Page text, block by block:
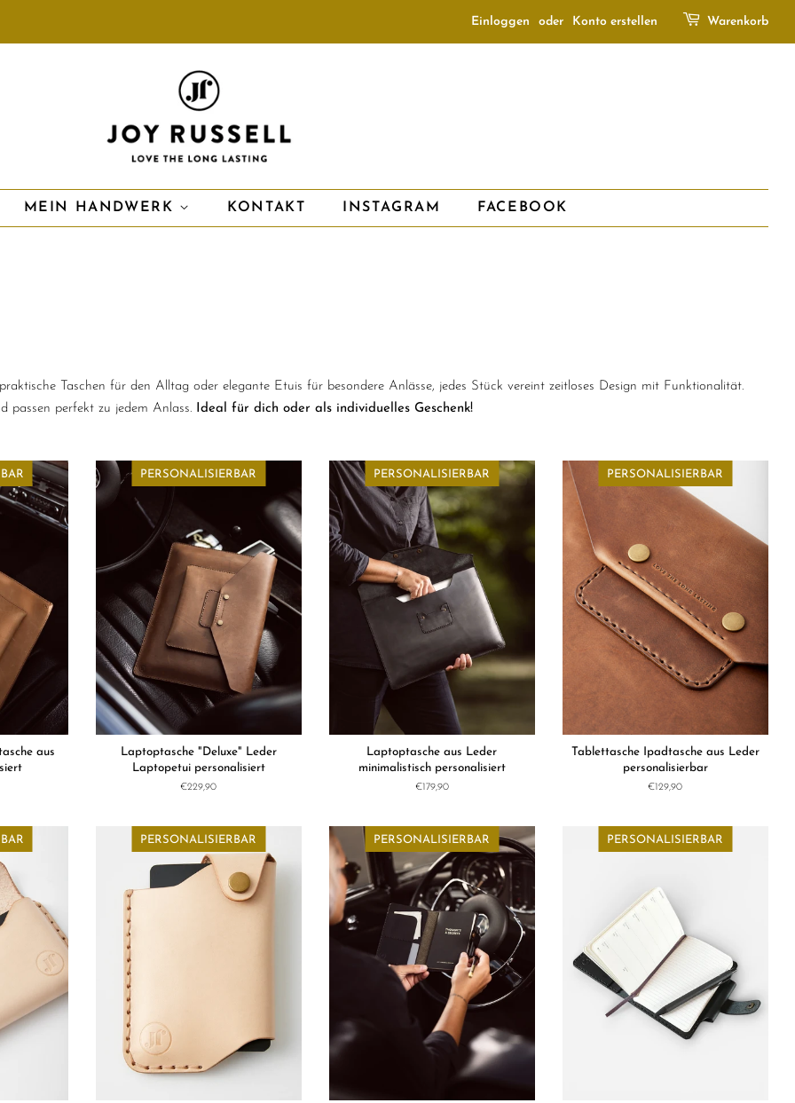
Einloggen oder Konto erstellen Warenkorb
MEIN HANDWERK KONTAKT INSTAGRAM FACEBOOK
Taschen für den Alltag oder elegante Etuis für besondere Anlässe, jedes Stück vereint zeitloses Design mit Funktionalität.
passen perfekt zu jedem Anlass. Ideal für dich oder als individuelles Geschenk!
aus
PERSONALISIERBAR
Laptoptasche "Deluxe" Leder
Laptopetui personalisiert
Normaler
€229,90
PERSONALISIERBAR
Laptoptasche aus Leder
minimalistisch personalisiert
Normaler
€179,90
PERSONALISIERBAR
Tablettasche Ipadtasche aus Leder
personalisierbar
Normaler
€129,90
PERSONALISIERBAR PERSONALISIERBAR PERSONALISIERBAR